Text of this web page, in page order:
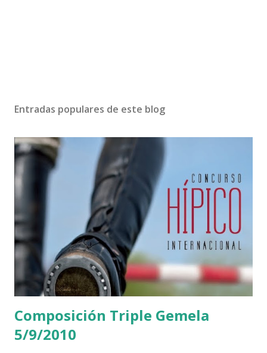
Entradas populares de este blog
Composición Triple Gemela
5/9/2010